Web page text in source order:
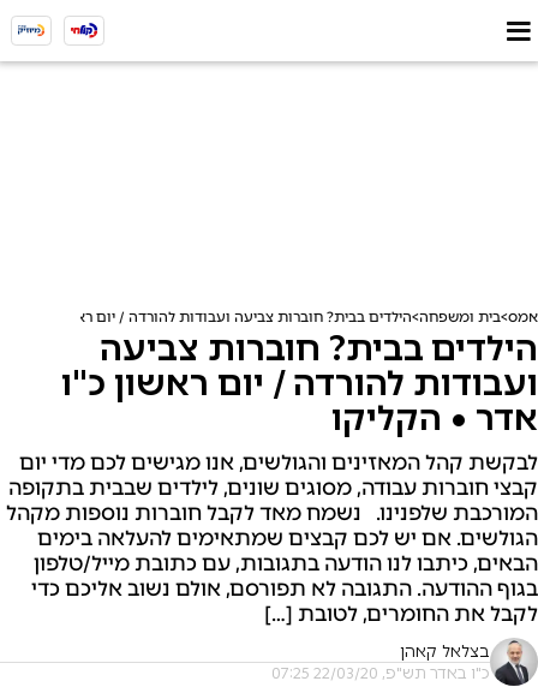
אמס בית ומשפחה הילדים בבית? חוברות צביעה ועבודות להורדה / יום ראשון כ"ו אדר
הילדים בבית? חוברות צביעה
ועבודות להורדה / יום ראשון כ"ו
אדר • הקליקו
לבקשת קהל המאזינים והגולשים, אנו מגישים לכם מדי יום
קבצי חוברות עבודה, מסוגים שונים, לילדים שבבית בתקופה
המורכבת שלפנינו. נשמח מאד לקבל חוברות נוספות מקהל
הגולשים. אם יש לכם קבצים שמתאימים להעלאה בימים
הבאים, כיתבו לנו הודעה בתגובות, עם כתובת מייל/טלפון
בגוף ההודעה. התגובה לא תפורסם, אולם נשוב אליכם כדי
לקבל את החומרים, לטובת […]
בצלאל קאהן
כ"ו באדר תש"פ, 22/03/20 07:25